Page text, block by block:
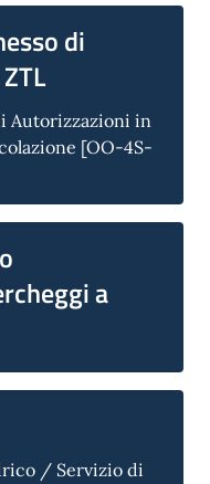
di
Autorizzazioni in
[OO-4S-
a
/ Servizio di